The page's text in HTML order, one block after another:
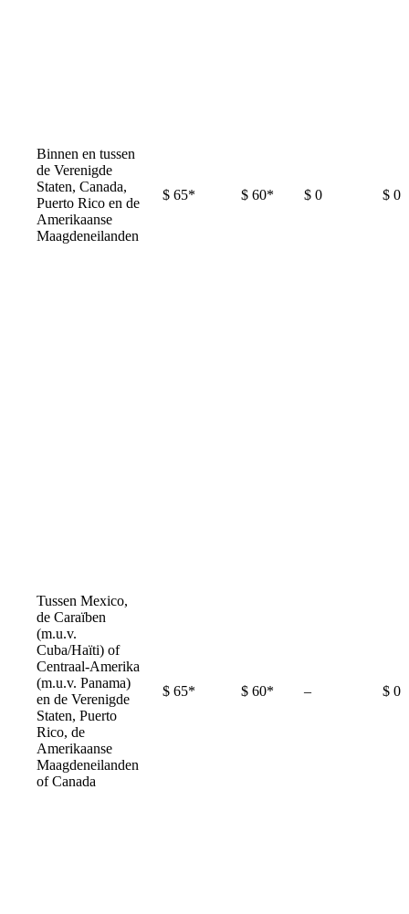
Binnen en tussen
de Verenigde
Staten, Canada,
Puerto Rico en de
Amerikaanse
Maagdeneilanden
$ 65* $ 60* $ 0 $ 0
Tussen Mexico,
de Caraïben
(m.u.v.
Cuba/Haïti) of
Centraal-Amerika
(m.u.v. Panama)
en de Verenigde
Staten, Puerto
Rico, de
Amerikaanse
Maagdeneilanden
of Canada
$ 65* $ 60* –Not
$ 0